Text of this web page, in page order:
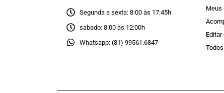
Segunda a sexta: 8:00 às 17:45h
sabado: 8:00 às 12:00h
Whatsapp: (81) 99561.6847
Meus